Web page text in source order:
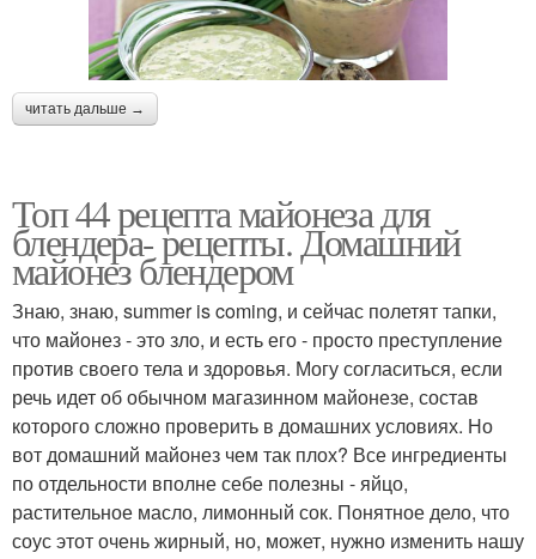
читать дальше →
Топ 44 рецепта майонеза для
блендера- рецепты. Домашний
майонез блендером
Знаю, знаю, summer is coming, и сейчас полетят тапки,
что майонез - это зло, и есть его - просто преступление
против своего тела и здоровья. Могу согласиться, если
речь идет об обычном магазинном майонезе, состав
которого сложно проверить в домашних условиях. Но
вот домашний майонез чем так плох? Все ингредиенты
по отдельности вполне себе полезны - яйцо,
растительное масло, лимонный сок. Понятное дело, что
соус этот очень жирный, но, может, нужно изменить нашу